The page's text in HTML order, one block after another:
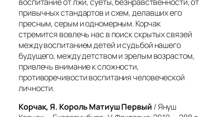
привычных стандартов и схем, делавших его
пресным, серым и одномерным. Корчак
стремится вовлечь нас в поиск скрытых связей
между воспитанием детей и судьбой нашего
будущего, между детством и зрелым возрастом,
привлечь внимание к сложности,
противоречивости воспитания человеческой
личности.
Корчак, Я. Король Матиуш Первый / Януш